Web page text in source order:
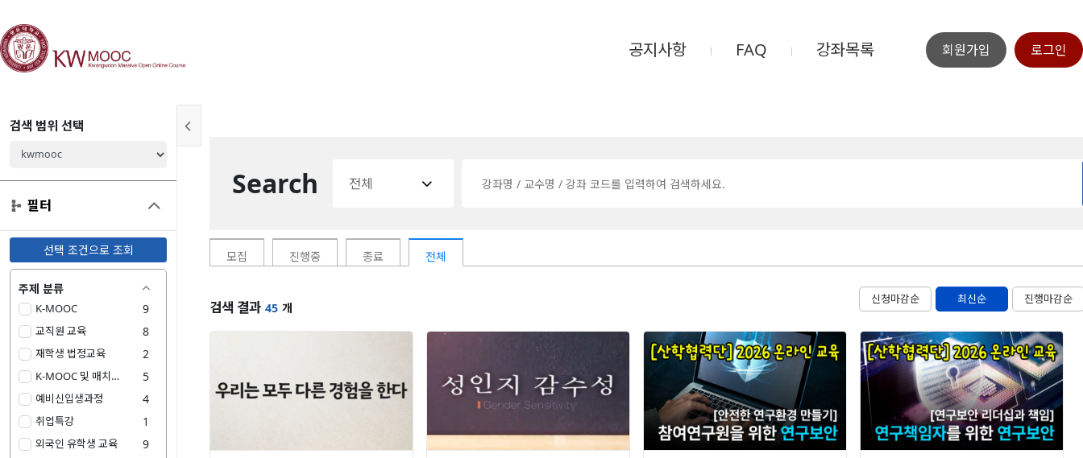
공지사항 FAQ 강좌목록 회원가입 로그인

검색 범위 선택
필터 
선택 조건으로 조회
주제 분류 
K-MOOC 9
교직원 교육 8
재학생 법정교육 2
K-MOOC 및 매치업 강좌 특강 5
예비신입생과정 4
취업특강 1
외국인 유학생 교육 9
Search 전체 
모집 진행중 종료 전체
검색 결과 45 개
신청마감순 최신순 진행마감순